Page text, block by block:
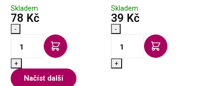
Skladem
78 Kčs DPH
-
+
Skladem
39 Kčs DPH
-
+
Načíst další